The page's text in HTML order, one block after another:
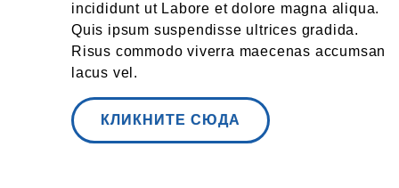
incididunt ut Labore et dolore magna aliqua.
Quis ipsum suspendisse ultrices gradida.
Risus commodo viverra maecenas accumsan
lacus vel.
КЛИКНИТЕ СЮДА